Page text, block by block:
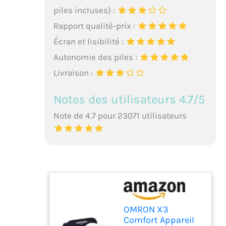
piles incluses) :
Rapport qualité-prix :
Écran et lisibilité :
Autonomie des piles :
Livraison :
Notes des utilisateurs 4.7/5
Note de 4.7 pour 23071 utilisateurs
OMRON X3
Comfort Appareil